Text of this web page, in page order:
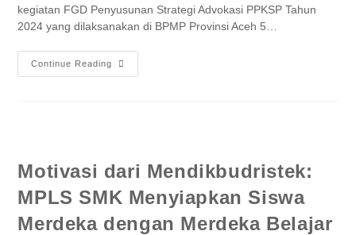
kegiatan FGD Penyusunan Strategi Advokasi PPKSP Tahun
2024 yang dilaksanakan di BPMP Provinsi Aceh 5…
Continue Reading
Motivasi dari Mendikbudristek:
MPLS SMK Menyiapkan Siswa
Merdeka dengan Merdeka Belajar